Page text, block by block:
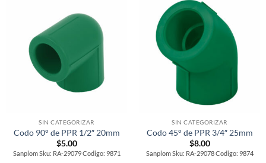
SIN CATEGORIZAR
Codo 90° de PPR 1/2″ 20mm
$5.00
Sanplom Sku: RA-29079 Codigo: 9871
SIN CATEGORIZAR
Codo 45° de PPR 3/4″ 25mm
$8.00
Sanplom Sku: RA-29078 Codigo: 9874